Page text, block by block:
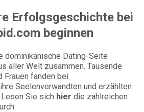
Erfolgsgeschichte bei
beginnen
dominikanische Dating-Seite
aller Welt zusammen. Tausende
Frauen fanden bei
Seelenverwandten und erzählten
Sie sich hier die zahlreichen